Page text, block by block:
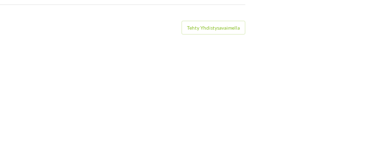
Tehty Yhdistysavaimella